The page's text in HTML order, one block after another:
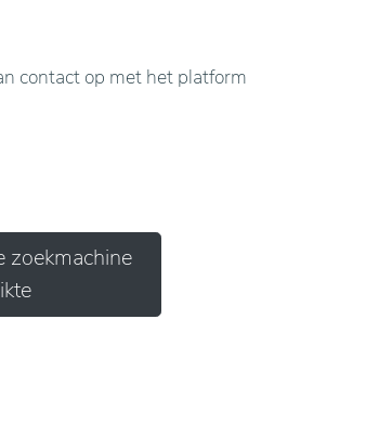
contact op met het platform
zoekmachine